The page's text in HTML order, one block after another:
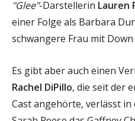
"Glee"-Darstellerin Lauren
einer Folge als Barbara
schwangere Frau mit
Es gibt aber auch einen
Rachel DiPillo, die seit der
Cast angehörte, verlässt